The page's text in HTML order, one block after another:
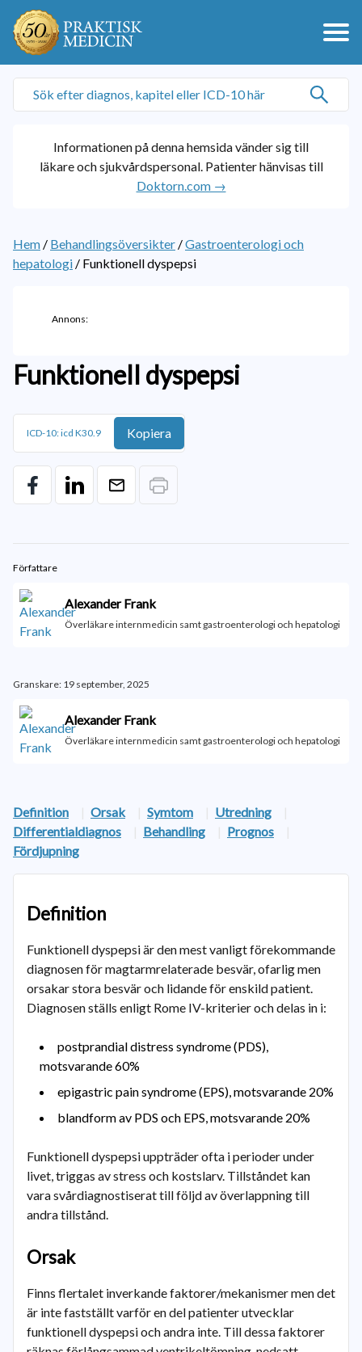
Informationen på denna hemsida vänder sig till
läkare och sjukvårdspersonal. Patienter hänvisas till
Doktorn.com →
Hem / Behandlingsöversikter /Gastroenterologi och
hepatologi / Funktionell dyspepsi
Annons:
Funktionell dyspepsi
ICD-10: icd K30.9 Kopiera
Författare
Alexander Frank
Överläkare internmedicin samt gastroenterologi och hepatologi
Granskare: 19 september, 2025
Alexander Frank
Överläkare internmedicin samt gastroenterologi och hepatologi
Definition | Orsak | Symtom | Utredning
|
Differentialdiagnos
| Behandling | Prognos
|
Fördjupning
Definition
Funktionell dyspepsi är den mest vanligt förekommande
diagnosen för magtarmrelaterade besvär, ofarlig men
orsakar stora besvär och lidande för enskild patient.
Diagnosen ställs enligt Rome IV-kriterier och delas in i:
postprandial distress syndrome (PDS),
motsvarande 60%
epigastric pain syndrome (EPS), motsvarande 20%
blandform av PDS och EPS, motsvarande 20%
Funktionell dyspepsi uppträder ofta i perioder under
livet, triggas av stress och kostslarv. Tillståndet kan
vara svårdiagnostiserat till följd av överlappning till
andra tillstånd.
Orsak
Finns flertalet inverkande faktorer/mekanismer men det
är inte fastställt varför en del patienter utvecklar
funktionell dyspepsi och andra inte. Till dessa faktorer